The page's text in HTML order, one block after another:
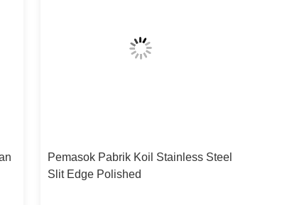
Pemasok Pabrik Koil Stainless Steel
Slit Edge Polished